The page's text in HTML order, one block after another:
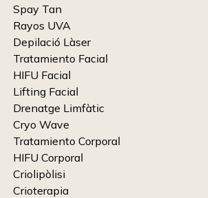
Spay Tan
Rayos UVA
Depilació Làser
Tratamiento Facial
HIFU Facial
Lifting Facial
Drenatge Limfàtic
Cryo Wave
Tratamiento Corporal
HIFU Corporal
Criolipòlisi
Crioterapia